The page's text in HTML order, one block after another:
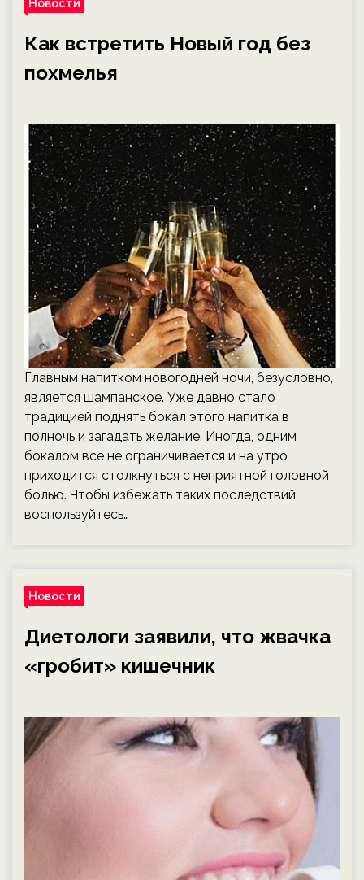
Новости
Как встретить Новый год без
похмелья
Главным напитком новогодней ночи, безусловно,
является шампанское. Уже давно стало
традицией поднять бокал этого напитка в
полночь и загадать желание. Иногда, одним
бокалом все не ограничивается и на утро
приходится столкнуться с неприятной головной
болью. Чтобы избежать таких последствий,
воспользуйтесь…
Новости
Диетологи заявили, что жвачка
«гробит» кишечник